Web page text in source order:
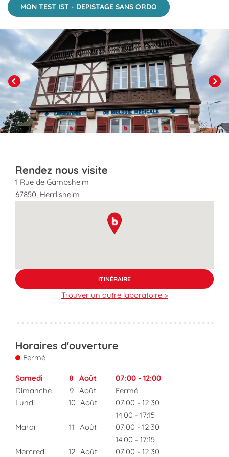
MON TEST IST - DEPISTAGE SANS ORDO
Previous
Next
Click to View in Slide Show
Rendez nous visite
1 Rue de Gambsheim
67850, Herrlisheim
map pin
ITINÉRAIRE
Trouver un autre laboratoire >
Horaires d'ouverture
Fermé
Samedi 8 Août 07:00 - 12:00
Dimanche
9 Août
Fermé
Lundi
10 Août 07:00 - 12:30
14:00 - 17:15
Mardi
11 Août 07:00 - 12:30
14:00 - 17:15
Mercredi
12 Août 07:00 - 12:30